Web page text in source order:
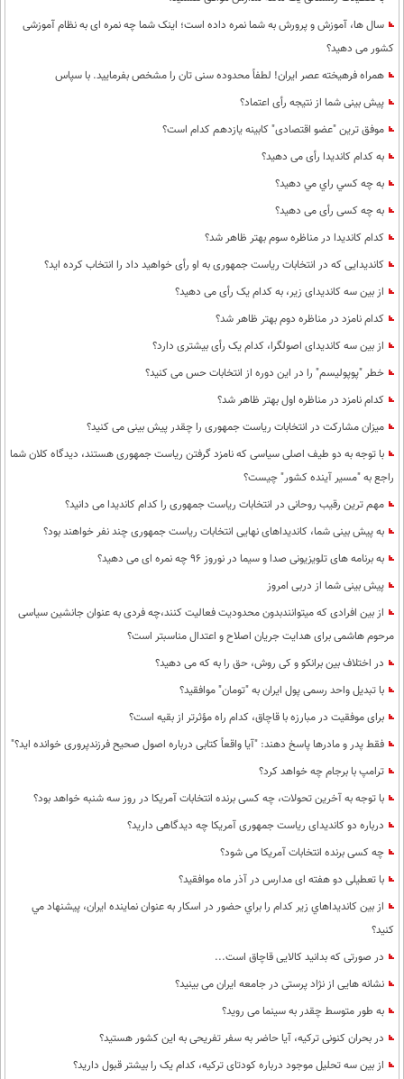
سال ها، آموزش و پرورش به شما نمره داده است؛ اینک شما چه نمره ای به نظام آموزشی
کشور می دهید؟
همراه فرهیخته عصر ایران! لطفاً محدوده سنی تان را مشخص بفرمایید. با سپاس
پیش بینی شما از نتیجه رأی اعتماد؟
موفق ترین "عضو اقتصادی" کابینه یازدهم کدام است؟
به کدام کاندیدا رأی می دهید؟
به چه كسي راي مي دهيد؟
به چه کسی رأی می دهید؟
کدام کاندیدا در مناظره سوم بهتر ظاهر شد؟
کاندیدایی که در انتخابات ریاست جمهوری به او رأی خواهید داد را انتخاب کرده اید؟
از بین سه کاندیدای زیر، به کدام یک رأی می دهید؟
کدام نامزد در مناظره دوم بهتر ظاهر شد؟
از بین سه کاندیدای اصولگرا، کدام یک رأی بیشتری دارد؟
خطر "پوپولیسم" را در این دوره از انتخابات حس می کنید؟
کدام نامزد در مناظره اول بهتر ظاهر شد؟
میزان مشارکت در انتخابات ریاست جمهوری را چقدر پیش بینی می کنید؟
با توجه به دو طیف اصلی سیاسی که نامزد گرفتن ریاست جمهوری هستند، دیدگاه کلان شما
راجع به "مسیر آینده کشور" چیست؟
مهم ترین رقیب روحانی در انتخابات ریاست جمهوری را کدام کاندیدا می دانید؟
به پیش بینی شما، کاندیداهای نهایی انتخابات ریاست جمهوری چند نفر خواهند بود؟
به برنامه های تلویزیونی صدا و سیما در نوروز 96 چه نمره ای می دهید؟
پیش بینی شما از دربی امروز
از بین افرادی که میتوانندبدون محدودیت فعالیت کنند،چه فردی به عنوان جانشین سیاسی
مرحوم هاشمی برای هدایت جریان اصلاح و اعتدال مناسبتر است؟
در اختلاف بین برانکو و کی روش، حق را به که می دهید؟
با تبدیل واحد رسمی پول ایران به "تومان" موافقید؟
برای موفقیت در مبارزه با قاچاق، کدام راه مؤثرتر از بقیه است؟
فقط پدر و مادرها پاسخ دهند: "آیا واقعاً کتابی درباره اصول صحیح فرزندپروری خوانده اید؟"
ترامپ با برجام چه خواهد کرد؟
با توجه به آخرین تحولات، چه کسی برنده انتخابات آمریکا در روز سه شنبه خواهد بود؟
درباره دو کاندیدای ریاست جمهوری آمریکا چه دیدگاهی دارید؟
چه کسی برنده انتخابات آمریکا می شود؟
با تعطیلی دو هفته ای مدارس در آذر ماه موافقید؟
از بين كانديداهاي زير كدام را براي حضور در اسكار به عنوان نماينده ايران، پيشنهاد مي
كنيد؟
در صورتی که بدانید کالایی قاچاق است...
نشانه هایی از نژاد پرستی در جامعه ایران می بینید؟
به طور متوسط چقدر به سینما می روید؟
در بحران کنونی ترکیه، آیا حاضر به سفر تفریحی به این کشور هستید؟
از بین سه تحلیل موجود درباره کودتای ترکیه، کدام یک را بیشتر قبول دارید؟